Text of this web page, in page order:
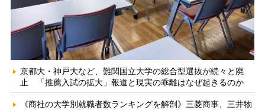
京都大・神戸大など、難関国立大学の総合型選抜が続々と廃
止 「推薦入試の拡大」報道と現実の乖離はなぜ起きるのか
《商社の大学別就職者数ランキングを解剖》三菱商事、三井物